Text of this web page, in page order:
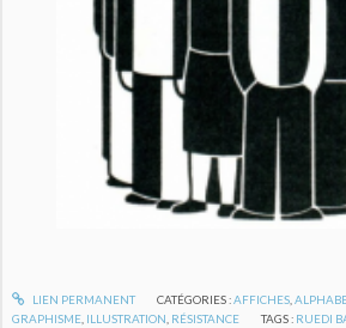
LIEN PERMANENT CATÉGORIES :AFFICHES,
GRAPHISME ILLUSTRATION RÉSISTANCE TAGS : RUEDI